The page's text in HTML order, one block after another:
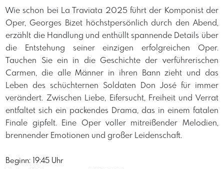
Wie schon bei La Traviata 2025 führt der Komponist der
Oper, Georges Bizet höchstpersönlich durch den Abend,
erzählt die Handlung und enthüllt spannende Details über
die Entstehung seiner einzigen erfolgreichen Oper.
Tauchen Sie ein in die Geschichte der verführerischen
Carmen, die alle Männer in ihren Bann zieht und das
Leben des schüchternen Soldaten Don José für immer
verändert. Zwischen Liebe, Eifersucht, Freiheit und Verrat
entfaltet sich ein packendes Drama, das in einem fatalen
Finale gipfelt. Eine Oper voller mitreißender Melodien,
brennender Emotionen und großer Leidenschaft.
Beginn: 19:45 Uhr